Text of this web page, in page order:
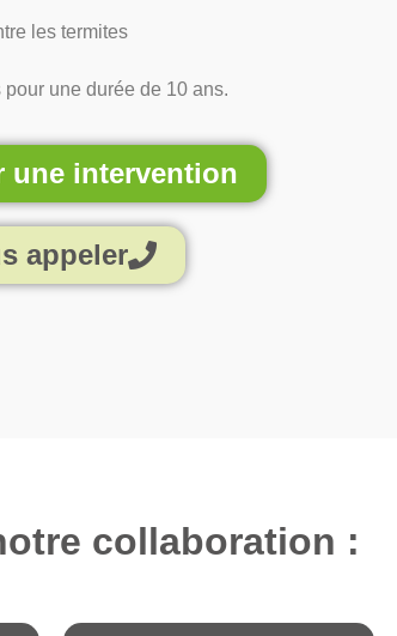
les termites
une durée de 10 ans.
une intervention
appeler
collaboration :